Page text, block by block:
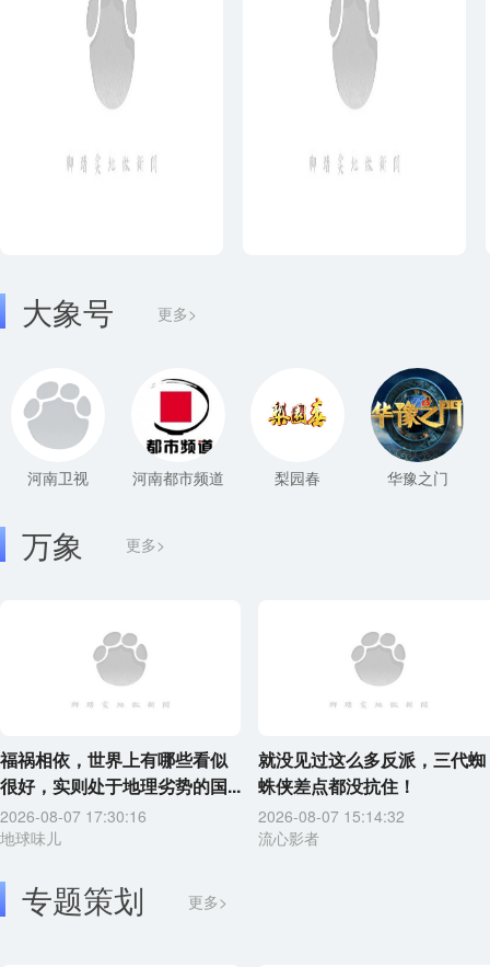
大象号 更多>
河南卫视 河南都市频道 梨园春 华豫之门
更多>
万象
福祸相依，世界上有哪些看似
很好，实则处于地理劣势的国...
2026-08-07 17:30:16
地球味儿
就没见过这么多反派，三代蜘
蛛侠差点都没抗住！
2026-08-07 15:14:32
流心影者
专题策划 更多>